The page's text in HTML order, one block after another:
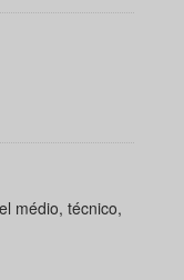
médio, técnico,